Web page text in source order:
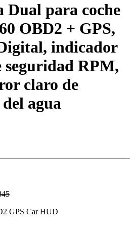
Dual para coche
OBD2 + GPS,
indicador
seguridad RPM,
claro de
agua
GPS Car HUD